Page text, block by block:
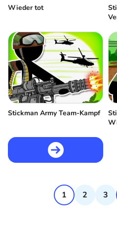
Wieder tot
Stickman Army Team-Kampf
1 2 3